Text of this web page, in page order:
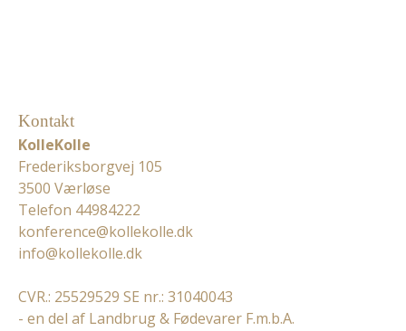
Kontakt
KolleKolle
Frederiksborgvej 105
3500 Værløse
Telefon 44984222
konference@kollekolle.dk
info@kollekolle.dk
CVR.: 25529529 SE nr.: 31040043
- en del af Landbrug & Fødevarer F.m.b.A.